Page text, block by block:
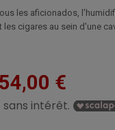
les aficionados,
cigares au sein d'une
€